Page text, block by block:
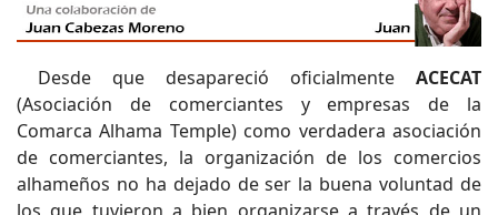
Desde que desapareció oficialmente ACECAT
(Asociación de comerciantes y empresas de la
Comarca Alhama Temple) como verdadera asociación
de comerciantes, la organización de los comercios
alhameños no ha dejado de ser la buena voluntad de
los que tuvieron a bien organizarse a través de un